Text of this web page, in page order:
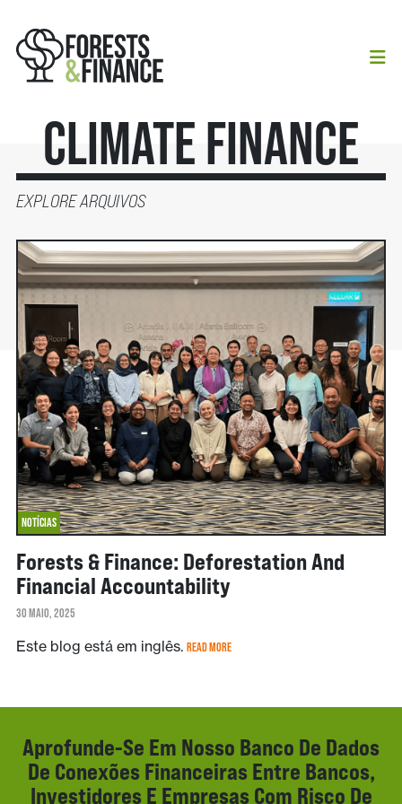
Climate Finance
EXPLORE ARQUIVOS
NOTÍCIAS
Forests & Finance: Deforestation And
Financial Accountability
30 MAIO, 2025
Este blog está em inglês. READ MORE
Aprofunde-Se Em Nosso Banco De Dados
De Conexões Financeiras Entre Bancos,
Investidores E Empresas Com Risco De